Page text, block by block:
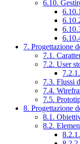
6.10.
7. Progettazione
7.1.
7.2. User
7.3. Flussi
7.4.
7.5.
8. Progettazione
8.1.
8.2.